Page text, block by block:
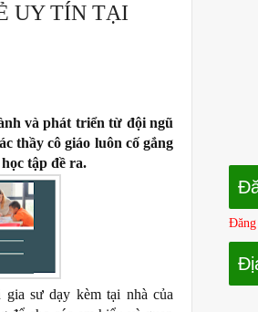
UY TÍN TẠI
và phát triển từ đội ngũ
thầy cô giáo luôn cố gắng
tập đề ra.
gia sư dạy kèm tại nhà của